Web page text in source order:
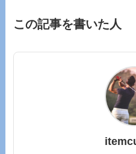
この記事を書いた人